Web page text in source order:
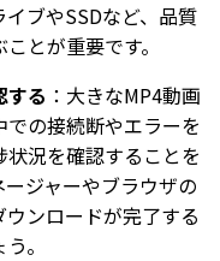
ブやSSDなど、品質
とが重要です。
する ：大きなMP4動画
の接続断やエラーを
況を確認することを
ジャーやブラウザの
ンロードが完了する
。